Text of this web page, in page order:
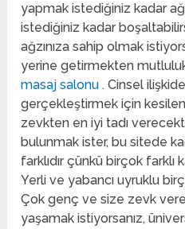
yapmak istediğiniz kadar
istediğiniz kadar
ağzınıza sahip olmak
yerine getirmekten
masaj salonu. Cinsel
gerçekleştirmek için kesilen
zevkten en iyi tadı
bulunmak ister, bu sitede
farklıdır çünkü birçok farklı
Yerli ve yabancı uyruklu
Çok genç ve size zevk
yaşamak istiyorsanız,